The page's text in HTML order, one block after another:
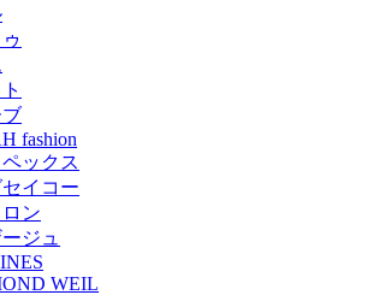
fashion
ックス
イコー
ン
ジュ
WEIL